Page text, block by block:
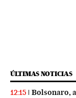
ÚLTIMAS NOTICIAS
12:15 Bolsonaro,